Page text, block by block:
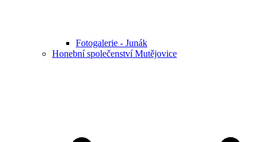
Fotogalerie - Junák
Honební společenství Mutějovice